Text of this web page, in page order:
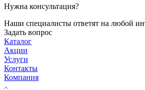
Нужна консультация?
Наши специалисты ответят на любой
Задать вопрос
Каталог
Акции
Услуги
Контакты
Компания